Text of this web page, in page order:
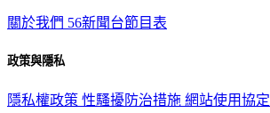
關於我們 56新聞台節目表
政策與隱私
隱私權政策 性騷擾防治措施 網站使用協定